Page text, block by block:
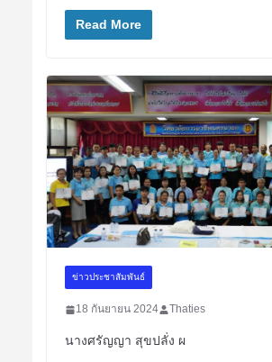
Read More
ข่าวประชาสัมพันธ์
18 กันยายน 2024 Thaties
นางศรัญญา สุขปลั่ง ผ